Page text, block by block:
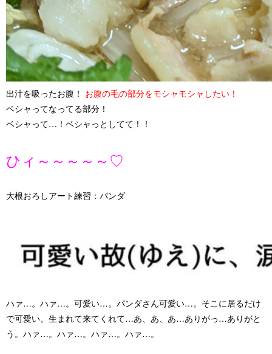
出汁を吸ったお腹！ お腹の毛の部分をモシャモシャしたい！
ベシャってなってる部分！
ベシャって…！ベシャっとしてて！！
ひィ～～～～～♡
大根おろしアート練習：パンダ
ハァ…。ハァ…。可愛い…。パンダさん可愛い…。そこに居るだけ
で可愛い。生まれて来てくれて…あ、あ、あ…ありがっ…ありがと
う。ハァ…。ハァ…。ハァ…。ハァ…。